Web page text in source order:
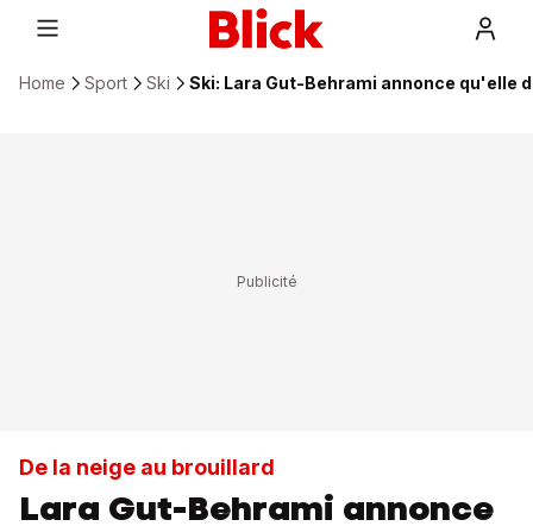
Home Sport Ski Ski: Lara Gut-Behrami annonce qu'elle
De la neige au brouillard
Lara Gut-Behrami annonce